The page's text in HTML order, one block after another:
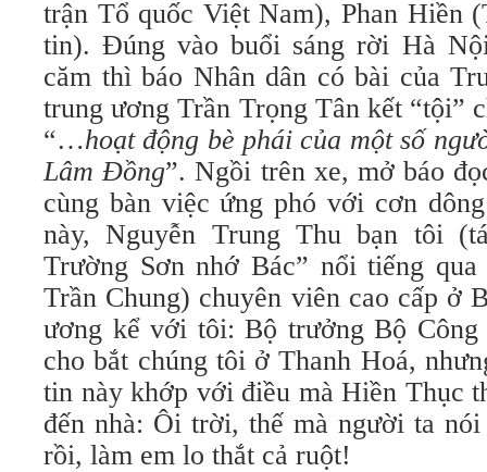
trận Tổ quốc Việt Nam), Phan Hiền
tin). Đúng vào buổi sáng rời Hà
căm thì báo Nhân dân có bài của
trung ương Trần Trọng Tân kết “tội”
“…hoạt động bè phái của một số
Lâm Đồng”. Ngồi trên xe, mở báo
cùng bàn việc ứng phó với cơn
này, Nguyễn Trung Thu bạn tôi
Trường Sơn nhớ Bác” nổi tiếng
Trần Chung) chuyên viên cao cấp ở
ương kể với tôi: Bộ trưởng Bộ
cho bắt chúng tôi ở Thanh Hoá,
tin này khớp với điều mà Hiền Thục
đến nhà: Ôi trời, thế mà người ta
rồi, làm em lo thắt cả ruột!